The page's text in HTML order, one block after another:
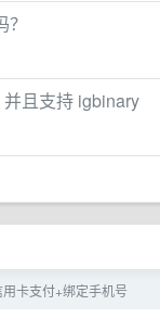
且支持 igbinary
卡支付+绑定手机号